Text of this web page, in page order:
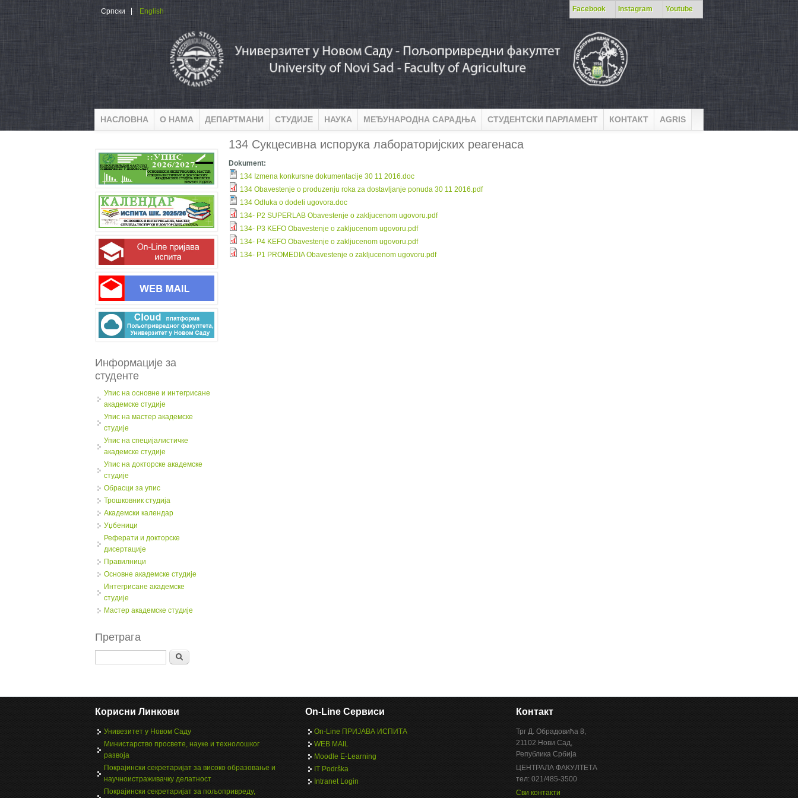
Skip to main content Facebook Instagram Youtube
Српски English
НАСЛОВНА О НАМА ДЕПАРТМАНИ СТУДИЈЕ НАУКА МЕЂУНАРОДНА САРАДЊА СТУДЕНТСКИ ПАРЛАМЕНТ КОНТАКТ AGRIS
134 Сукцесивна испорука лабораторијских реагенаса
Dokument:
134 Izmena konkursne dokumentacije 30 11 2016.doc
134 Obavestenje o produzenju roka za dostavljanje ponuda 30 11 2016.pdf
134 Odluka o dodeli ugovora.doc
134- P2 SUPERLAB Obavestenje o zakljucenom ugovoru.pdf
134- P3 KEFO Obavestenje o zakljucenom ugovoru.pdf
134- P4 KEFO Obavestenje o zakljucenom ugovoru.pdf
134- P1 PROMEDIA Obavestenje o zakljucenom ugovoru.pdf
Информације за
студенте
Упис на основне и интегрисане
академске студије
Упис на мастер академске
студије
Упис на специјалистичке
академске студије
Упис на докторске академске
студије
Обрасци за упис
Трошковник студија
Академски календар
Уџбеници
Реферати и докторске
дисертације
Правилници
Oсновне академске студије
Интегрисане академске
студије
Мастер академске студије
Претрага
Корисни Линкови
Унивезитет у Новом Саду
Министарство просвете, науке и технолошког
развоја
Покрајински секретаријат за високо образовање и
научноистраживачку делатност
Покрајински секретаријат за пољопривреду,
On-Line Сервиси
On-Line ПРИЈАВА ИСПИТА
WEB MAIL
Moodle E-Learning
IT Podrška
Intranet Login
Контакт
Трг Д. Обрадовића 8,
21102 Нови Сад,
Република Србија
ЦЕНТРАЛА ФАКУЛТЕТА
тел: 021/485-3500
Сви контакти